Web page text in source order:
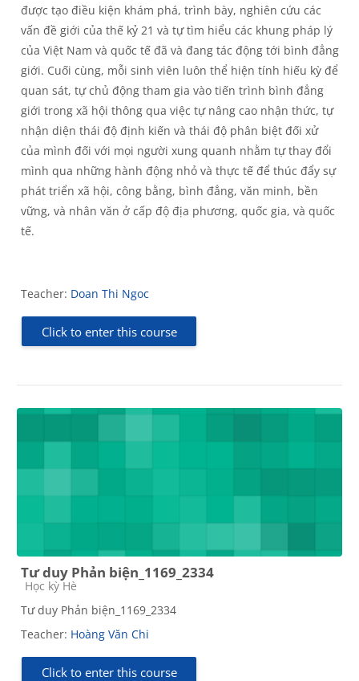
được tạo điều kiện khám phá, trình bày, nghiên cứu các
vấn đề giới của thế kỷ 21 và tự tìm hiểu các khung pháp lý
của Việt Nam và quốc tế đã và đang tác động tới bình đẳng
giới. Cuối cùng, mỗi sinh viên luôn thể hiện tính hiếu kỳ để
quan sát, tự chủ động tham gia vào tiến trình bình đẳng
giới trong xã hội thông qua việc tự nâng cao nhận thức, tự
nhận diện thái độ định kiến và thái độ phân biệt đối xử
của mình đối với mọi người xung quanh nhằm tự thay đổi
mình qua những hành động nhỏ và thực tế để thúc đẩy sự
phát triển xã hội, công bằng, bình đẳng, văn minh, bền
vững, và nhân văn ở cấp độ địa phương, quốc gia, và quốc
tế.
Teacher: Doan Thi Ngoc
Click to enter this course
Tư duy Phản biện_1169_2334
Course category
Học kỳ Hè
Tư duy Phản biện_1169_2334
Teacher: Hoàng Văn Chi
Click to enter this course